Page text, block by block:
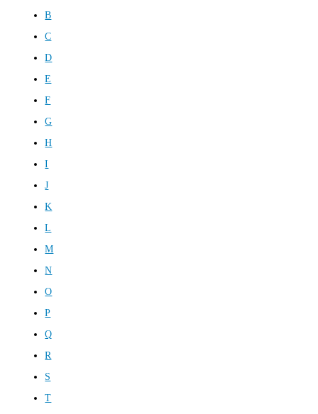
B
C
D
E
F
G
H
I
J
K
L
M
N
O
P
Q
R
S
T